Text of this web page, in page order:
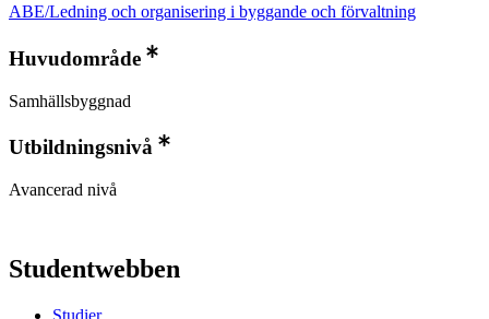
ABE/Ledning och organisering i byggande och förvaltning
Huvudområde
Samhällsbyggnad
Utbildningsnivå
Avancerad nivå
Studentwebben
Studier